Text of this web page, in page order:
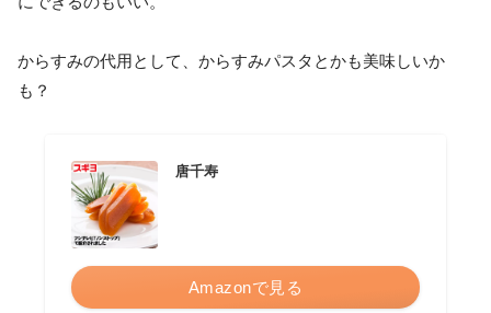
からすみの代用として、からすみパスタとかも美味しいか
も？
唐千寿
Amazonで見る